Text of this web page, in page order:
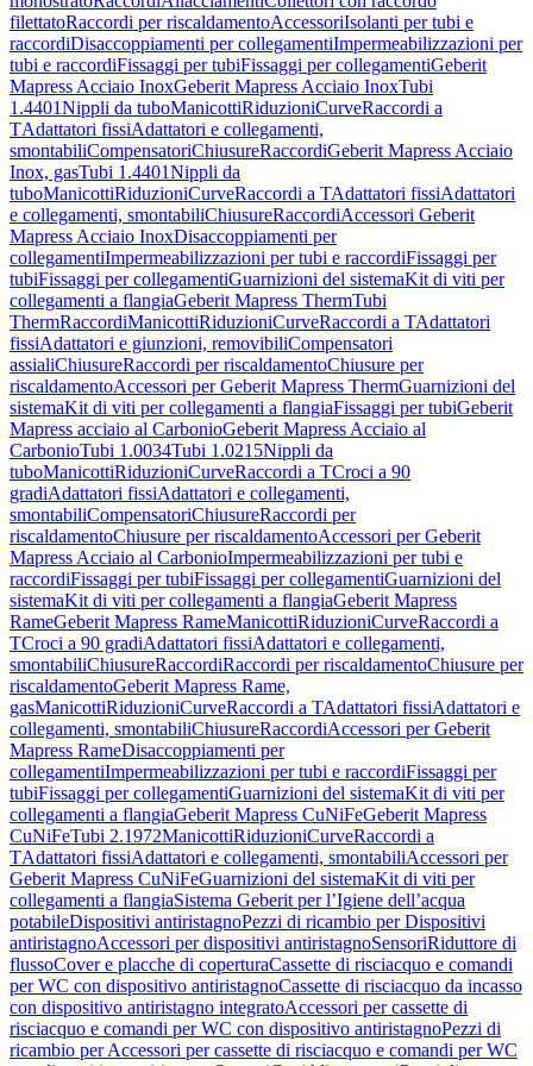
filettatoRaccordi per riscaldamentoAccessoriIsolanti per tubi e
raccordiDisaccoppiamenti per collegamentiImpermeabilizzazioni per
tubi e raccordiFissaggi per tubiFissaggi per collegamentiGeberit
Mapress Acciaio InoxGeberit Mapress Acciaio InoxTubi
1.4401Nippli da tuboManicottiRiduzioniCurveRaccordi a
TAdattatori fissiAdattatori e collegamenti,
smontabiliCompensatoriChiusureRaccordiGeberit Mapress Acciaio
Inox, gasTubi 1.4401Nippli da
tuboManicottiRiduzioniCurveRaccordi a TAdattatori fissiAdattatori
e collegamenti, smontabiliChiusureRaccordiAccessori Geberit
Mapress Acciaio InoxDisaccoppiamenti per
collegamentiImpermeabilizzazioni per tubi e raccordiFissaggi per
tubiFissaggi per collegamentiGuarnizioni del sistemaKit di viti per
collegamenti a flangiaGeberit Mapress ThermTubi
ThermRaccordiManicottiRiduzioniCurveRaccordi a TAdattatori
fissiAdattatori e giunzioni, removibiliCompensatori
assialiChiusureRaccordi per riscaldamentoChiusure per
riscaldamentoAccessori per Geberit Mapress ThermGuarnizioni del
sistemaKit di viti per collegamenti a flangiaFissaggi per tubiGeberit
Mapress acciaio al CarbonioGeberit Mapress Acciaio al
CarbonioTubi 1.0034Tubi 1.0215Nippli da
tuboManicottiRiduzioniCurveRaccordi a TCroci a 90
gradiAdattatori fissiAdattatori e collegamenti,
smontabiliCompensatoriChiusureRaccordi per
riscaldamentoChiusure per riscaldamentoAccessori per Geberit
Mapress Acciaio al CarbonioImpermeabilizzazioni per tubi e
raccordiFissaggi per tubiFissaggi per collegamentiGuarnizioni del
sistemaKit di viti per collegamenti a flangiaGeberit Mapress
RameGeberit Mapress RameManicottiRiduzioniCurveRaccordi a
TCroci a 90 gradiAdattatori fissiAdattatori e collegamenti,
smontabiliChiusureRaccordiRaccordi per riscaldamentoChiusure per
riscaldamentoGeberit Mapress Rame,
gasManicottiRiduzioniCurveRaccordi a TAdattatori fissiAdattatori e
collegamenti, smontabiliChiusureRaccordiAccessori per Geberit
Mapress RameDisaccoppiamenti per
collegamentiImpermeabilizzazioni per tubi e raccordiFissaggi per
tubiFissaggi per collegamentiGuarnizioni del sistemaKit di viti per
collegamenti a flangiaGeberit Mapress CuNiFeGeberit Mapress
CuNiFeTubi 2.1972ManicottiRiduzioniCurveRaccordi a
TAdattatori fissiAdattatori e collegamenti, smontabiliAccessori per
Geberit Mapress CuNiFeGuarnizioni del sistemaKit di viti per
collegamenti a flangiaSistema Geberit per l’Igiene dell’acqua
potabileDispositivi antiristagnoPezzi di ricambio per Dispositivi
antiristagnoAccessori per dispositivi antiristagnoSensoriRiduttore di
flussoCover e placche di coperturaCassette di risciacquo e comandi
per WC con dispositivo antiristagnoCassette di risciacquo da incasso
con dispositivo antiristagno integratoAccessori per cassette di
risciacquo e comandi per WC con dispositivo antiristagnoPezzi di
ricambio per Accessori per cassette di risciacquo e comandi per WC